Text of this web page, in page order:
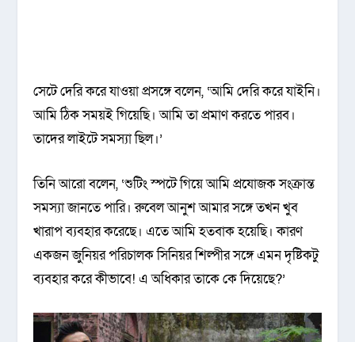
সেটে দেরি করে যাওয়া প্রসঙ্গে বলেন, ‘আমি দেরি করে যাইনি।
আমি ঠিক সময়ই গিয়েছি। আমি তা প্রমাণ করতে পারব।
তাদের লাইটে সমস্যা ছিল।’
তিনি আরো বলেন, ‘শুটিং স্পটে গিয়ে আমি প্রযোজক সংক্রান্ত
সমস্যা জানতে পারি। রুবেল আনুশ আমার সঙ্গে তখন খুব
খারাপ ব্যবহার করেছে। এতে আমি হতবাক হয়েছি। কারণ
একজন জুনিয়র পরিচালক সিনিয়র শিল্পীর সঙ্গে এমন দৃষ্টিকটু
ব্যবহার করে কীভাবে! এ অধিকার তাকে কে দিয়েছে?’